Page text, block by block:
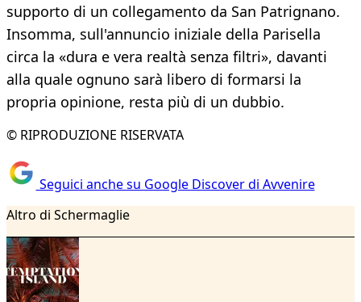
supporto di un collegamento da San Patrignano.
Insomma, sull'annuncio iniziale della Parisella
circa la «dura e vera realtà senza filtri», davanti
alla quale ognuno sarà libero di formarsi la
propria opinione, resta più di un dubbio.
© RIPRODUZIONE RISERVATA
Seguici anche su Google Discover di Avvenire
Altro di Schermaglie